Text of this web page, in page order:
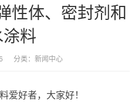
性体、密封剂和
涂料
分类： 新闻中心
爱好者，大家好！